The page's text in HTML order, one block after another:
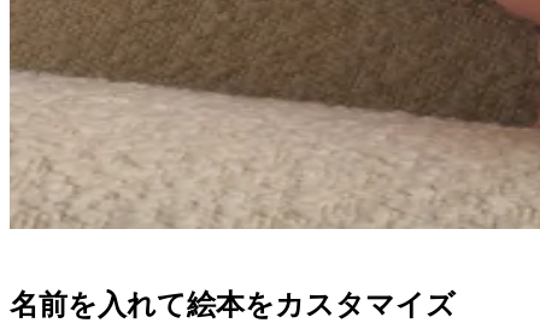
名前を入れて絵本をカスタマイズ